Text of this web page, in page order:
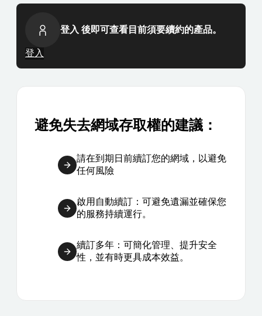
登入 後即可查看目前須要續約的產品。
登入
避免失去網域存取權的建議：
請在到期日前續訂您的網域，以避免
任何風險
啟用自動續訂：可避免遺漏並確保您
的服務持續運行。
續訂多年：可簡化管理、提升安全
性，並有時更具成本效益。